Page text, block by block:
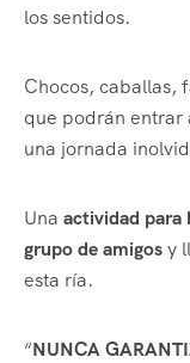
los sentidos.
Chocos, caballas,
que podrán entrar
una jornada
Una actividad para
grupo de amigosy
esta ría.
“NUNCA